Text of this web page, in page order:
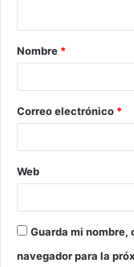
Nombre *
Correo electrónico *
Web
Guarda mi
navegador para la